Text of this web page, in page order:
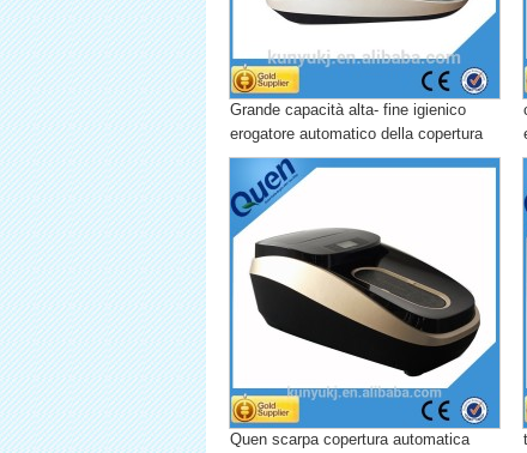
Grande capacità alta- fine igienico
erogatore automatico della copertura
del pattino per sala operatoria per il
settore immobiliare
Quen scarpa copertura automatica